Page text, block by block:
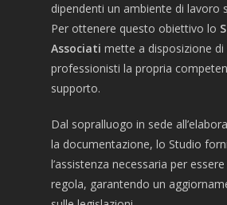
dipendenti un ambiente di lavoro
Per ottenere questo obiettivo lo
Associati mette a disposizione di
professionisti la propria
supporto.
Dal sopralluogo in sede
la documentazione, lo Studio
l’assistenza necessaria per
regola, garantendo un